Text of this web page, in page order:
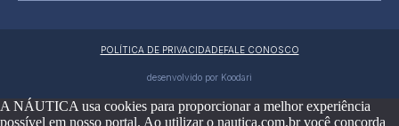
POLÍTICA DE PRIVACIDADEFALE CONOSCO
desenvolvido por Koodari
A NÁUTICA usa cookies para proporcionar a melhor experiência
possível em nosso portal. Ao utilizar o nautica.com.br você concorda